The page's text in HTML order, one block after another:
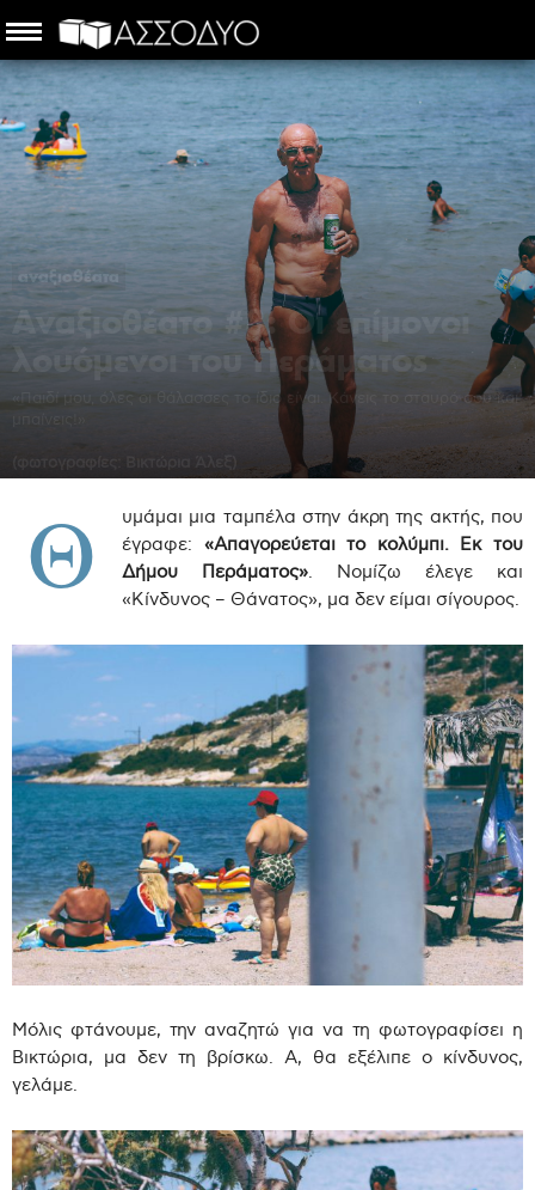
αναξιοθέατα
Αναξιοθέατο #8: Οι επίμονοι
λουόμενοι του Περάματος
«Παιδί μου, όλες οι θάλασσες το ίδιο είναι. Κάνεις το σταυρό σου και
μπαίνεις!»
(φωτογραφίες: Βικτώρια Άλεξ)
Θ
υμάμαι μια ταμπέλα στην άκρη της ακτής, που
έγραφε: «Απαγορεύεται το κολύμπι. Εκ του
Δήμου Περάματος». Νομίζω έλεγε και
«Κίνδυνος – Θάνατος», μα δεν είμαι σίγουρος.
Μόλις φτάνουμε, την αναζητώ για να τη φωτογραφίσει η
Βικτώρια, μα δεν τη βρίσκω. Α, θα εξέλιπε ο κίνδυνος,
γελάμε.